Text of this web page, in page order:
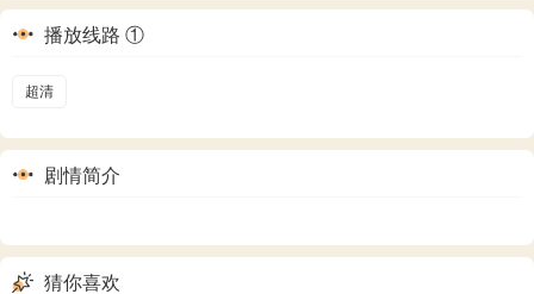
播放线路 ①
超清
剧情简介
猜你喜欢